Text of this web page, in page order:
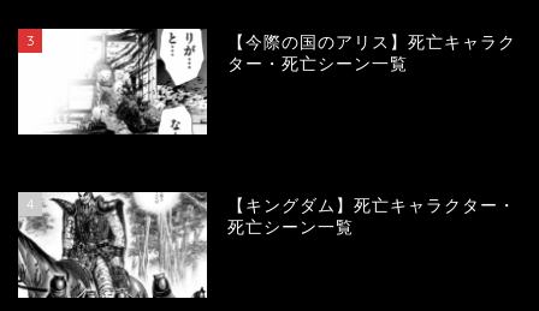
3
【今際の国のアリス】死亡キャラク
ター・死亡シーン一覧
4
【キングダム】死亡キャラクター・
死亡シーン一覧